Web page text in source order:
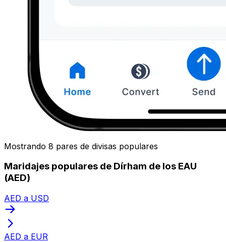
Mostrando 8 pares de divisas populares
Maridajes populares de Dírham de los EAU
(AED)
AED a USD
AED a EUR